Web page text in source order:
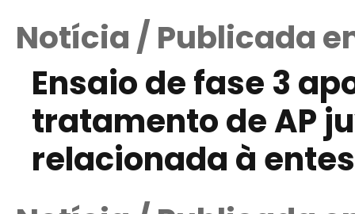
Notícia / Publicada
Ensaio de fase 3
tratamento de AP
relacionada à